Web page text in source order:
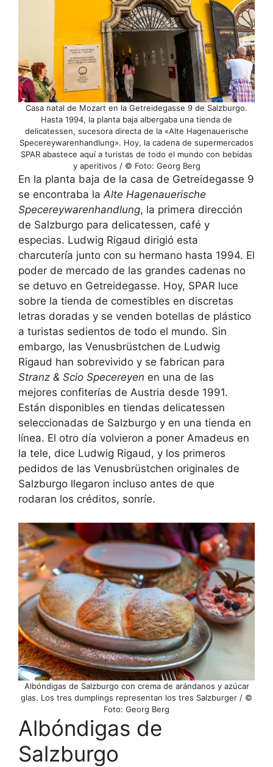
Casa natal de Mozart en la Getreidegasse 9 de Salzburgo.
Hasta 1994, la planta baja albergaba una tienda de
delicatessen, sucesora directa de la «Alte Hagenauerische
Specereywarenhandlung». Hoy, la cadena de supermercados
SPAR abastece aquí a turistas de todo el mundo con bebidas
y aperitivos / © Foto: Georg Berg
En la planta baja de la casa de Getreidegasse 9
se encontraba laAlte Hagenauerische
Specereywarenhandlung, la primera dirección
de Salzburgo para delicatessen, café y
especias. Ludwig Rigaud dirigió esta
charcutería junto con su hermano hasta 1994. El
poder de mercado de las grandes cadenas no
se detuvo en Getreidegasse. Hoy, SPAR luce
sobre la tienda de comestibles en discretas
letras doradas y se venden botellas de plástico
a turistas sedientos de todo el mundo. Sin
embargo, las Venusbrüstchen de Ludwig
Rigaud han sobrevivido y se fabrican para
Stranz & Scio Specereyen en una de las
mejores confiterías de Austria desde 1991.
Están disponibles en tiendas delicatessen
seleccionadas de Salzburgo y en una tienda en
línea. El otro día volvieron a poner Amadeus en
la tele, dice Ludwig Rigaud, y los primeros
pedidos de las Venusbrüstchen originales de
Salzburgo llegaron incluso antes de que
rodaran los créditos, sonríe.
Albóndigas de Salzburgo con crema de arándanos y azúcar
glas. Los tres dumplings representan los tres Salzburger / ©
Foto: Georg Berg
Albóndigas de
Salzburgo